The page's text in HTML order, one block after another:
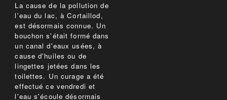
La cause de la pollution de
l'eau du lac, à Cortaillod,
est désormais connue. Un
bouchon s'était formé dans
un canal d'eaux usées, à
cause d'huiles ou de
lingettes jetées dans les
toilettes. Un curage a été
effectué ce vendredi et
l'eau s'écoule désormais